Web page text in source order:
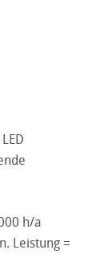
h/a
Leistung =